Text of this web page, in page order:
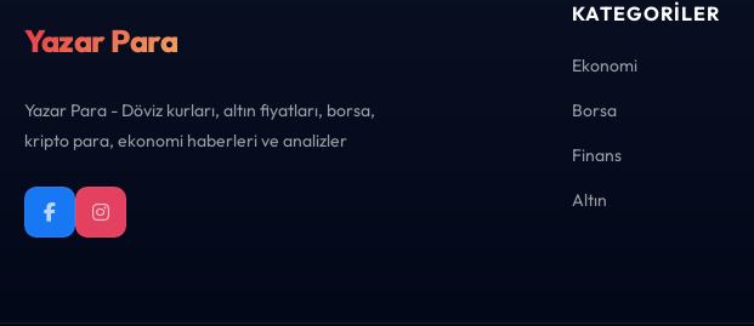
Yazar Para
Yazar Para - Döviz kurları, altın fiyatları, borsa,
kripto para, ekonomi haberleri ve analizler
KATEGORILER
Ekonomi
Borsa
Finans
Altın